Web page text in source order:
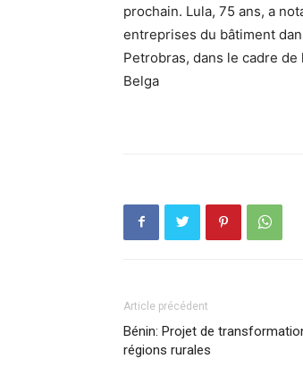
prochain. Lula, 75 ans, a
entreprises du bâtiment
Petrobras, dans le cadre de
Belga
Article précédent
Bénin: Projet de
régions rurales